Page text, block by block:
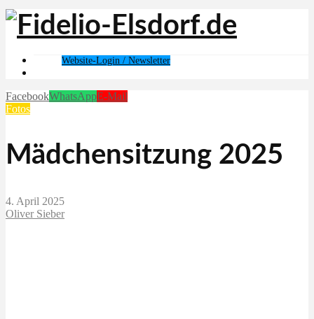
Website-Login / Newsletter
FacebookWhatsAppE-Mail
Fotos
Mädchensitzung 2025
4. April 2025
Oliver Sieber